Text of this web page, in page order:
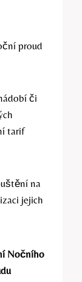
proud
či
tarif
na
jejich
Nočního